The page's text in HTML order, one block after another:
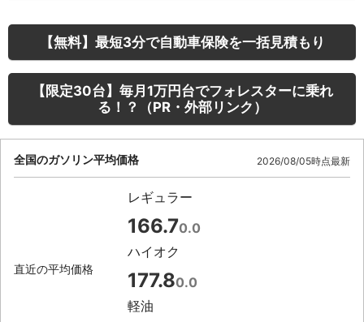
【無料】最短3分で自動車保険を一括見積もり
【限定30台】毎月1万円台でフォレスターに乗れ
る！？（PR・外部リンク）
全国のガソリン平均価格 2026/08/05時点最新
直近の平均価格
レギュラー
166.70.0
ハイオク
177.80.0
軽油